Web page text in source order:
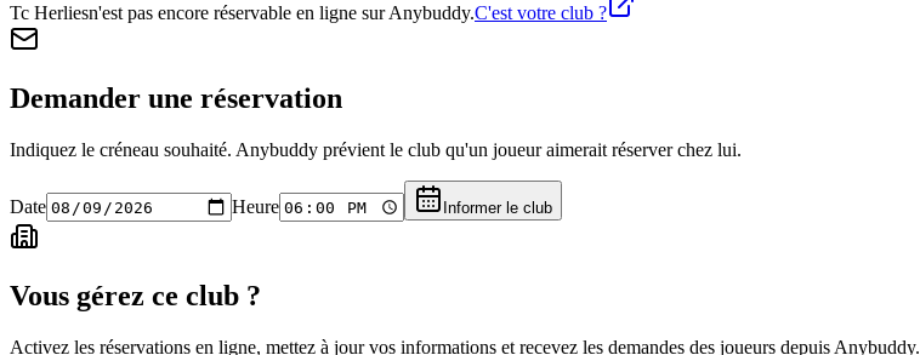
Tc Herliesn'est pas encore réservable en ligne sur Anybuddy.C'est votre club ?
Demander une réservation
Indiquez le créneau souhaité. Anybuddy prévient le club qu'un joueur aimerait réserver chez lui.
Date Heure Informer le club
Vous gérez ce club ?
Activez les réservations en ligne, mettez à jour vos informations et recevez les demandes des joueurs depuis Anybuddy.